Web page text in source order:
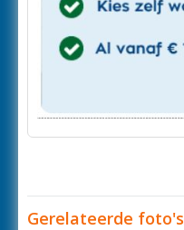
Gerelateerde foto's